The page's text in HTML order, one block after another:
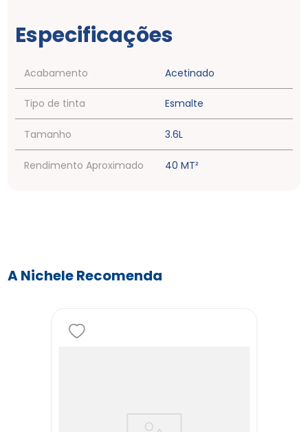
Especificações
Acabamento Acetinado
Tipo de tinta Esmalte
Tamanho 3.6L
Rendimento Aproximado 40 MT²
A Nichele Recomenda